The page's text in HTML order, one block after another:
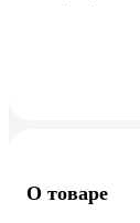
О товаре